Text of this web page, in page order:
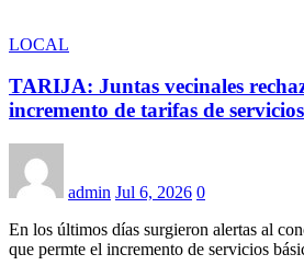
LOCAL
TARIJA: Juntas vecinales
incremento de tarifas de servicios
admin Jul 6, 2026 0
En los últimos días surgieron alertas al
que permte el incremento de servicios